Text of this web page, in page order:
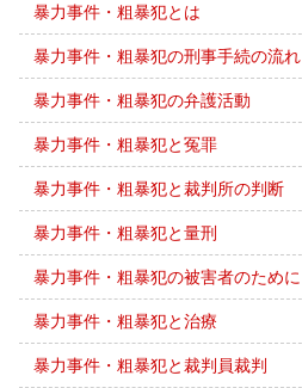
暴力事件・粗暴犯とは
暴力事件・粗暴犯の刑事手続の流れ
暴力事件・粗暴犯の弁護活動
暴力事件・粗暴犯と冤罪
暴力事件・粗暴犯と裁判所の判断
暴力事件・粗暴犯と量刑
暴力事件・粗暴犯の被害者のために
暴力事件・粗暴犯と治療
暴力事件・粗暴犯と裁判員裁判